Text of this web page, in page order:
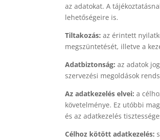
az adatokat. A
lehetőségeire is.
Tiltakozás: az érintett
megszüntetését, illetve a
Adatbiztonság: az adatok
szervezési megoldások
Az adatkezelés elvei: a
követelménye. Ez utóbbi
és az adatkezelés
Célhoz kötött adatkezelés: